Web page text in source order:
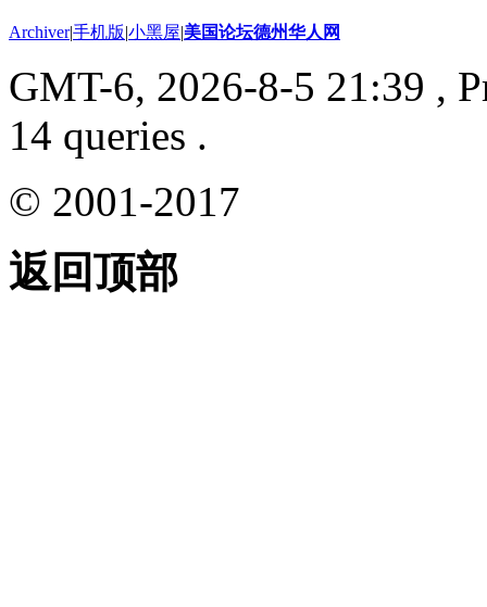
Archiver|手机版|小黑屋|美国论坛德州华人网
GMT-6, 2026-8-5 21:39 ,
14 queries .
© 2001-2017
返回顶部